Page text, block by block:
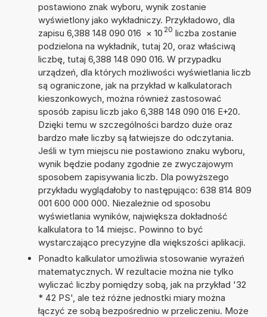
postawiono znak wyboru, wynik zostanie
wyświetlony jako wykładniczy. Przykładowo, dla
zapisu 6,388 148 090 016 × 10 20 liczba zostanie
podzielona na wykładnik, tutaj 20, oraz właściwą
liczbę, tutaj 6,388 148 090 016. W przypadku
urządzeń, dla których możliwości wyświetlania liczb
są ograniczone, jak na przykład w kalkulatorach
kieszonkowych, można również zastosować
sposób zapisu liczb jako 6,388 148 090 016 E+20.
Dzięki temu w szczególności bardzo duże oraz
bardzo małe liczby są łatwiejsze do odczytania.
Jeśli w tym miejscu nie postawiono znaku wyboru,
wynik będzie podany zgodnie ze zwyczajowym
sposobem zapisywania liczb. Dla powyższego
przykładu wyglądałoby to następująco: 638 814 809
001 600 000 000. Niezależnie od sposobu
wyświetlania wyników, największa dokładność
kalkulatora to 14 miejsc. Powinno to być
wystarczająco precyzyjne dla większości aplikacji.
Ponadto kalkulator umożliwia stosowanie wyrażeń
matematycznych. W rezultacie można nie tylko
wyliczać liczby pomiędzy sobą, jak na przykład '32
* 42 PS', ale też różne jednostki miary można
łączyć ze sobą bezpośrednio w przeliczeniu. Może